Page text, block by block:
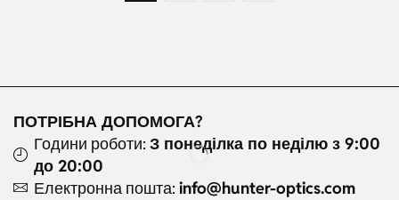
ПОТРІБНА ДОПОМОГА?
Години роботи: З понеділка по неділю з 9:00
до 20:00
Електронна пошта: info@hunter-optics.com